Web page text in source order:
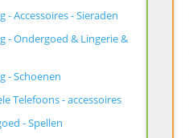
- Accessoires - Sieraden
- Ondergoed & Lingerie &
- Schoenen
Telefoons - accessoires
- Spellen